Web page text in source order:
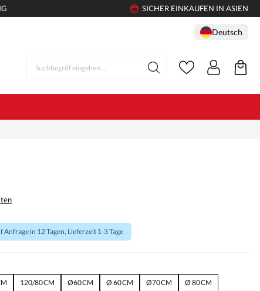
SICHER EINKAUFEN IN ASIEN
Deutsch
in 12 Tagen, Lieferzeit 1-3 Tage
120/80 CM Ø60 CM Ø 60 CM Ø70 CM
Ø 80 CM